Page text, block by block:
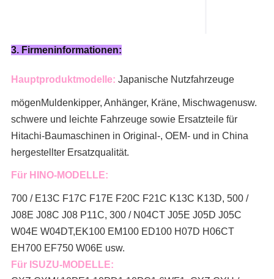
3. Firmeninformationen:
Hauptproduktmodelle: Japanische Nutzfahrzeuge
mögenMuldenkipper, Anhänger, Kräne, Mischwagenusw.
schwere und leichte Fahrzeuge sowie Ersatzteile für
Hitachi-Baumaschinen in Original-, OEM- und in China
hergestellter Ersatzqualität.
Für HINO-MODELLE:
700 / E13C F17C F17E F20C F21C K13C K13D, 500 /
J08E J08C J08 P11C, 300 / N04CT J05E J05D J05C
W04E W04DT,EK100 EM100 ED100 H07D H06CT
EH700 EF750 W06E usw.
Für ISUZU-MODELLE: